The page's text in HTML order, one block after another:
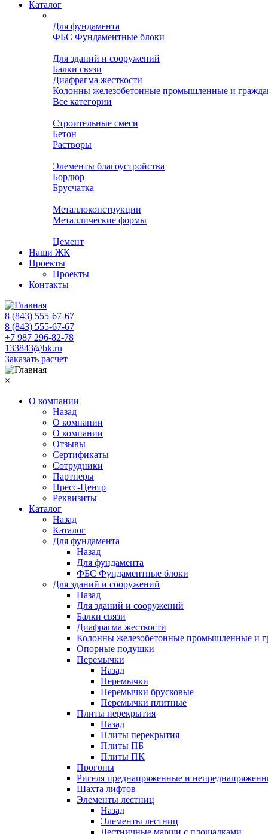
Каталог
Для фундамента
ФБС Фундаментные блоки
Для зданий и сооружений
Балки связи
Диафрагма жесткости
Колонны железобетонные промышленные и
Все категории
Строительные смеси
Бетон
Растворы
Элементы благоустройства
Бордюр
Брусчатка
Металлоконструкции
Металлические формы
Цемент
Наши ЖК
Проекты
Проекты
Контакты
8 (843) 555-67-67
8 (843) 555-67-67
+7 987 296-82-78
133843@bk.ru
Заказать расчет
×
О компании
Назад
О компании
О компании
Отзывы
Сертификаты
Сотрудники
Партнеры
Пресс-Центр
Реквизиты
Каталог
Назад
Каталог
Для фундамента
Назад
Для фундамента
ФБС Фундаментные блоки
Для зданий и сооружений
Назад
Для зданий и сооружений
Балки связи
Диафрагма жесткости
Колонны железобетонные промышленные и
Опорные подушки
Перемычки
Назад
Перемычки
Перемычки брусковые
Перемычки плитные
Плиты перекрытия
Назад
Плиты перекрытия
Плиты ПБ
Плиты ПК
Прогоны
Ригеля преднапряженные и
Шахта лифтов
Элементы лестниц
Назад
Элементы лестниц
Лестничные марши с площадками